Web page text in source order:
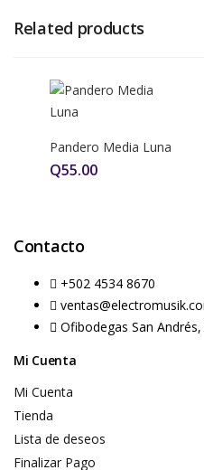
Related products
Pandero Media Luna
Q55.00
Contacto
+502 4534 8670
Ofibodegas San
Mi Cuenta
Mi Cuenta
Tienda
Lista de deseos
Finalizar Pago